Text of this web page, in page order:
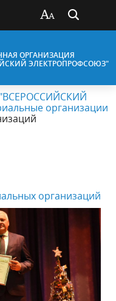
ОРГАНИЗАЦИЯ
ЭЛЕКТРОПРОФСОЮЗ"
организации
организаций